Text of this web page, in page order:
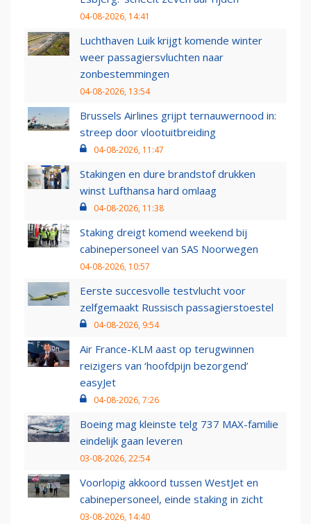
04-08-2026, 14:41
Luchthaven Luik krijgt komende winter
weer passagiersvluchten naar
zonbestemmingen
04-08-2026, 13:54
Brussels Airlines grijpt ternauwernood in:
streep door vlootuitbreiding
04-08-2026, 11:47
Stakingen en dure brandstof drukken
winst Lufthansa hard omlaag
04-08-2026, 11:38
Staking dreigt komend weekend bij
cabinepersoneel van SAS Noorwegen
04-08-2026, 10:57
Eerste succesvolle testvlucht voor
zelfgemaakt Russisch passagierstoestel
04-08-2026, 9:54
Air France-KLM aast op terugwinnen
reizigers van ‘hoofdpijn bezorgend’
easyJet
04-08-2026, 7:26
Boeing mag kleinste telg 737 MAX-familie
eindelijk gaan leveren
03-08-2026, 22:54
Voorlopig akkoord tussen WestJet en
cabinepersoneel, einde staking in zicht
03-08-2026, 14:40